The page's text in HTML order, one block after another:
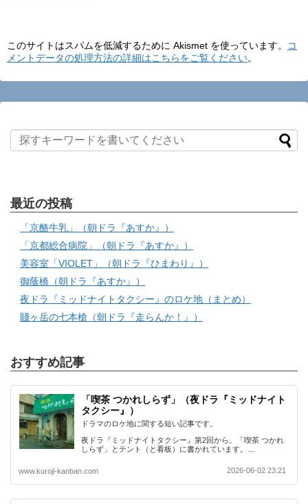
このサイトはスパムを低減するために Akismet を使っています。
コ
メントデータの処理方法の詳細はこちらをご覧ください。
最近の投稿
「京酪牛乳」（朝ドラ『あすか』）
「京都総合病院」（朝ドラ『あすか』）
美容室「VIOLET」（朝ドラ『ひまわり』）
御蔭橋（朝ドラ『あすか』）
夜ドラ『ミッドナイトタクシー』のロケ地（まとめ）
賤ヶ岳の七本槍（朝ドラ『走らんか！』）
おすすめ記事
「喫茶 つかれしらず」（夜ドラ『ミッドナイト
タクシー』）
ドラマのロケ地に関する短い記事です。
夜ドラ『ミッドナイトタクシー』第2回から。「喫茶 つかれ
しらず」とテント（と看板）に書かれています。…
www.kuroji-kanban.com 2026-06-02 23:21